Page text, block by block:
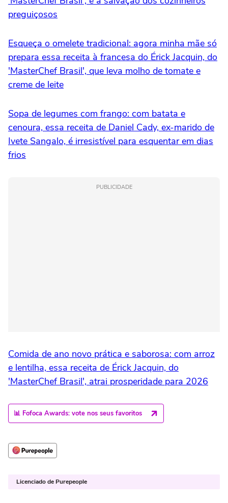
preguiçosos
Esqueça o omelete tradicional: agora minha mãe só
prepara essa receita à francesa do Érick Jacquin, do
'MasterChef Brasil', que leva molho de tomate e
creme de leite
Sopa de legumes com frango: com batata e
cenoura, essa receita de Daniel Cady, ex-marido de
Ivete Sangalo, é irresistível para esquentar em dias
frios
PUBLICIDADE
Comida de ano novo prática e saborosa: com arroz
e lentilha, essa receita de Érick Jacquin, do
'MasterChef Brasil', atrai prosperidade para 2026
📊 Fofoca Awards: vote nos seus favoritos
Licenciado de Purepeople